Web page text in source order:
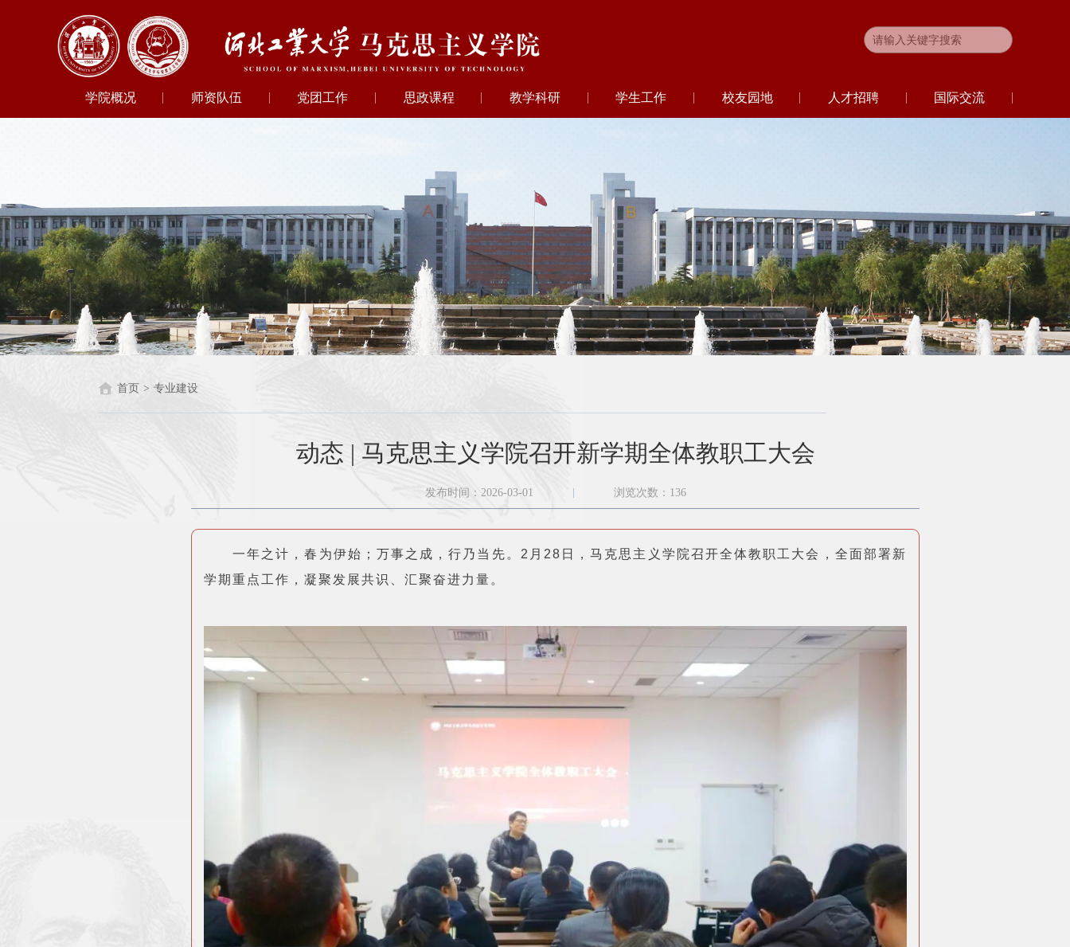
学院概况 师资队伍 党团工作 思政课程 教学科研 学生工作 校友园地 人才招聘 国际交流
首页 > 专业建设
动态 | 马克思主义学院召开新学期全体教职工大会
发布时间：2026-03-01 浏览次数： 136
一年之计，春为伊始；万事之成，行乃当先。2月28日，马克思主义学院召开全体教职工大会，全面部署新
学期重点工作，凝聚发展共识、汇聚奋进力量。